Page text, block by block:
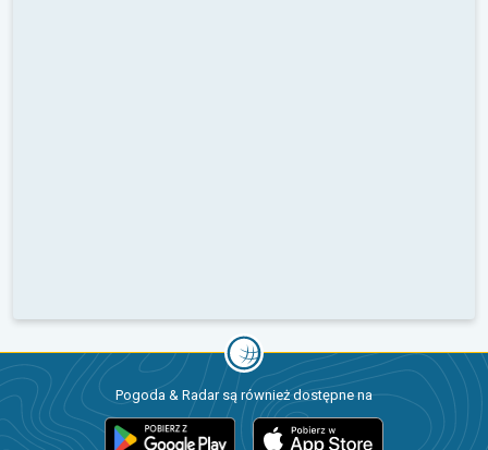
Pogoda & Radar są również dostępne na